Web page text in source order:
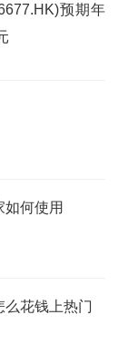
预期年
何使用
花钱上热门